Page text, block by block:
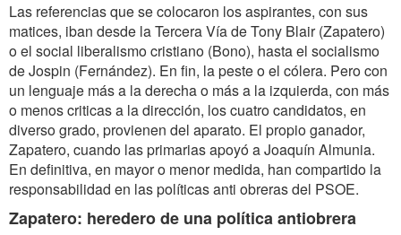
Las referencias que se colocaron los aspirantes, con sus
matices, iban desde la Tercera Vía de Tony Blair (Zapatero)
o el social liberalismo cristiano (Bono), hasta el socialismo
de Jospin (Fernández). En fin, la peste o el cólera. Pero con
un lenguaje más a la derecha o más a la izquierda, con más
o menos criticas a la dirección, los cuatro candidatos, en
diverso grado, provienen del aparato. El propio ganador,
Zapatero, cuando las primarias apoyó a Joaquín Almunia.
En definitiva, en mayor o menor medida, han compartido la
responsabilidad en las políticas anti obreras del PSOE.
Zapatero: heredero de una política antiobrera